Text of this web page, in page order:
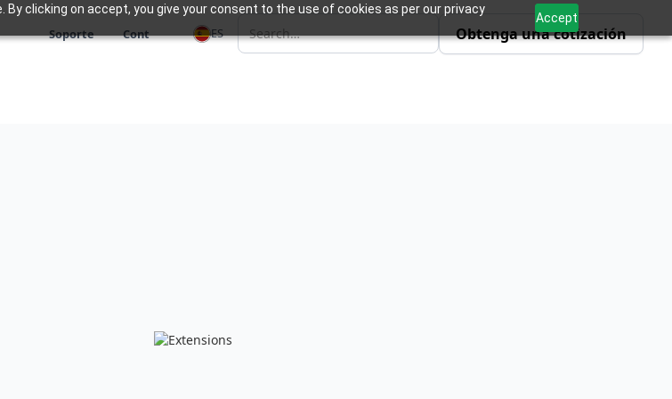
clicking on accept, you give your consent to the use of cookies as per our privacy
Accept
Soporte Cont ES Obtenga una cotización